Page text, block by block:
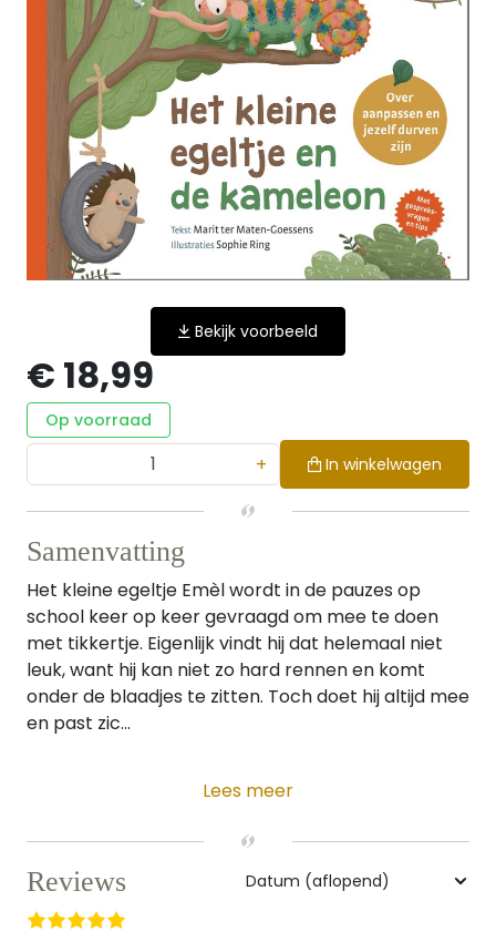
Bekijk voorbeeld
€ 18,99
Op voorraad
+ In winkelwagen
Samenvatting
Het kleine egeltje Emèl wordt in de pauzes op
school keer op keer gevraagd om mee te doen
met tikkertje. Eigenlijk vindt hij dat helemaal niet
leuk, want hij kan niet zo hard rennen en komt
onder de blaadjes te zitten. Toch doet hij altijd mee
en past zic...
Lees meer
Reviews